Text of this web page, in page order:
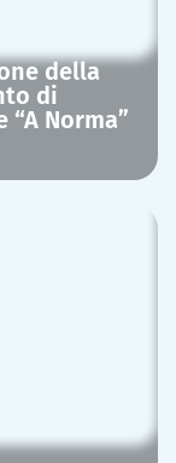
della
di
Norma”